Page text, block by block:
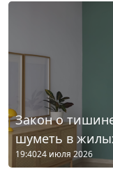
Закон о
шуметь в
19:4024 июля 2026